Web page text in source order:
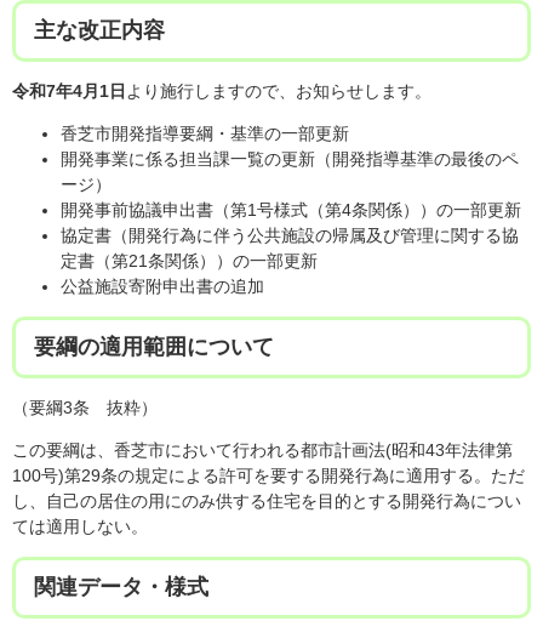
主な改正内容
令和7年4月1日 より施行しますので、お知らせします。
香芝市開発指導要綱・基準の一部更新
開発事業に係る担当課一覧の更新（開発指導基準の最後のペ
ージ）
開発事前協議申出書（第1号様式（第4条関係））の一部更新
協定書（開発行為に伴う公共施設の帰属及び管理に関する協
定書（第21条関係））の一部更新
公益施設寄附申出書の追加
要綱の適用範囲について
（要綱3条 抜粋）
この要綱は、香芝市において行われる都市計画法(昭和43年法律第
100号)第29条の規定による許可を要する開発行為に適用する。ただ
し、自己の居住の用にのみ供する住宅を目的とする開発行為につい
ては適用しない。
関連データ・様式